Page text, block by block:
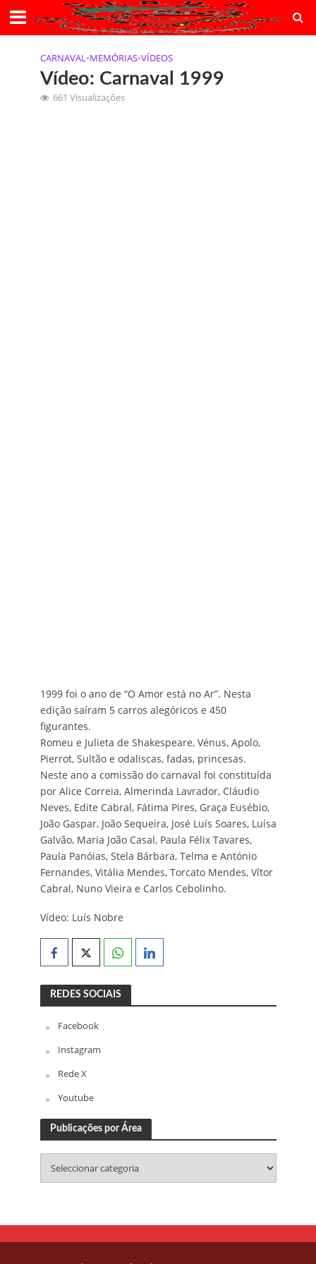
CARNAVAL•MEMÓRIAS•VÍDEOS
Vídeo: Carnaval 1999
661 Visualizações
1999 foi o ano de “O Amor está no Ar”. Nesta
edição saíram 5 carros alegóricos e 450
figurantes.
Romeu e Julieta de Shakespeare, Vénus, Apolo,
Pierrot, Sultão e odaliscas, fadas, princesas.
Neste ano a comissão do carnaval foi constituída
por Alice Correia, Almerinda Lavrador, Cláudio
Neves, Edite Cabral, Fátima Pires, Graça Eusébio,
João Gaspar, João Sequeira, José Luís Soares, Luísa
Galvão, Maria João Casal, Paula Félix Tavares,
Paula Panóias, Stela Bárbara, Telma e António
Fernandes, Vitália Mendes, Torcato Mendes, Vítor
Cabral, Nuno Vieira e Carlos Cebolinho.
Vídeo: Luís Nobre
REDES SOCIAIS
Facebook
Instagram
Rede X
Youtube
Publicações por Área